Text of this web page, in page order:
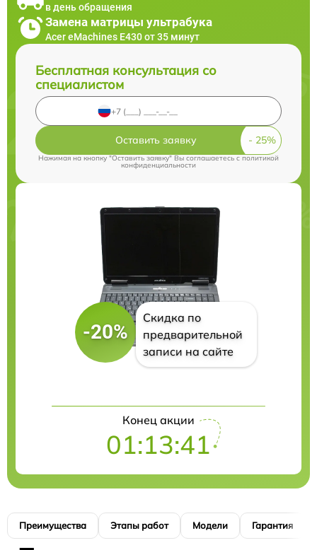
в день обращения
Замена матрицы ультрабука
Acer eMachines E430 от 35 минут
Бесплатная консультация со
специалистом
Оставить заявку
Нажимая на кнопку "Оставить заявку" Вы соглашаетесь cполитикой
конфиденциальности
-20%
Скидка по
предварительной
записи на сайте
Конец акции
01:13:41
Преимущества Этапы работ Модели Гарантия